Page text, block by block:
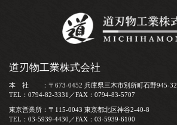
道刃物工業株式会社
本 社 ：〒673-0452 兵庫県三木市別所町石野945-32
TEL：0794-82-3331／FAX：0794-83-5707
東京営業所：〒115-0043 東京都北区神谷2-40-8
TEL：03-5939-4430／FAX：03-5939-6100